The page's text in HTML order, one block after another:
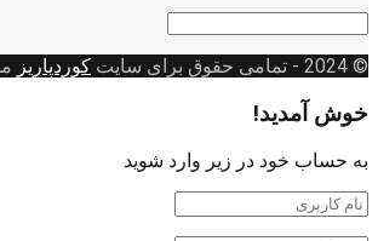
دسته
© 2024
- تمامی حقوق برای سایت کوردپاریز
خوش آمدید!
به حساب خود در زیر وارد شوید